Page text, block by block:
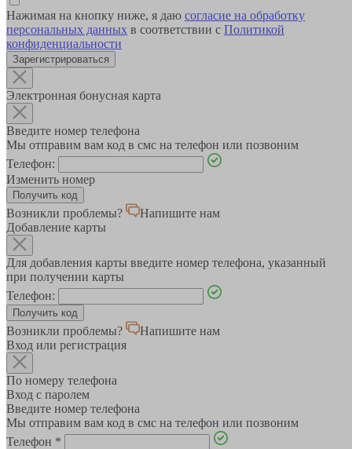
Нажимая на кнопку ниже, я даю согласие на обработку
персональных данных в соответствии с Политикой
конфиденциальности
Зарегистрироваться
Электронная бонусная карта
Введите номер телефона
Мы отправим вам код в смс на телефон или позвоним
Телефон:
Изменить номер
Возникли проблемы?
Напишите нам
Добавление карты
Для добавления карты введите номер телефона, указанный
при получении карты
Телефон:
Возникли проблемы?
Напишите нам
Вход или регистрация
По номеру телефона
Вход с паролем
Введите номер телефона
Мы отправим вам код в смс на телефон или позвоним
Телефон *